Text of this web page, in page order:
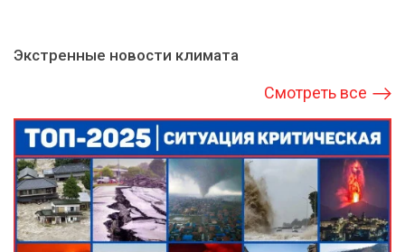
Экстренные новости климата
Смотреть все